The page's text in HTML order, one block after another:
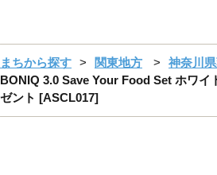
まちから探す 関東地方 神奈川
BONIQ 3.0 Save Your Food Set ホワイ
ゼント [ASCL017]